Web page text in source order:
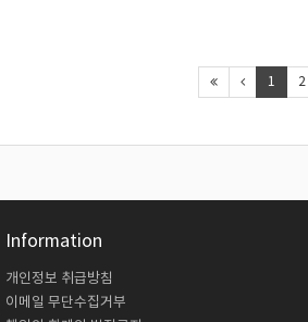
1 2
Information
개인정보 취급방침
이메일 무단수집거부